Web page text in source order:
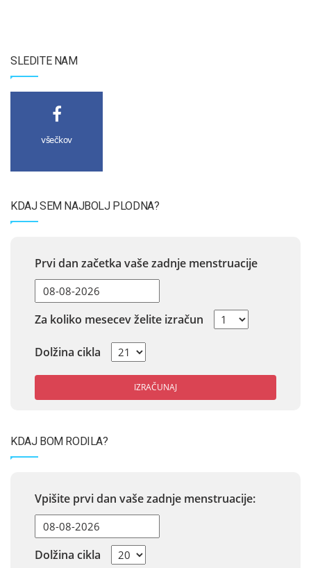
SLEDITE NAM
všečkov
KDAJ SEM NAJBOLJ PLODNA?
Prvi dan začetka vaše zadnje menstruacije
Za koliko mesecev želite izračun
Dolžina cikla
IZRAČUNAJ
KDAJ BOM RODILA?
Vpišite prvi dan vaše zadnje menstruacije:
Dolžina cikla